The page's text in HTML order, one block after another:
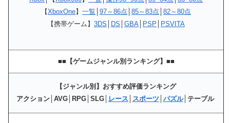
【XboxOne】 一覧 97～86点 85～83点 82～80点
【携帯ゲーム】 3DS DS GBA PSP PSVITA
■■【ゲームジャンル別ランキング】■■
【ジャンル別】おすすめ評価ランキング
アクション│AVG│RPG│SLG│
レース スポーツ パズル│テーブル